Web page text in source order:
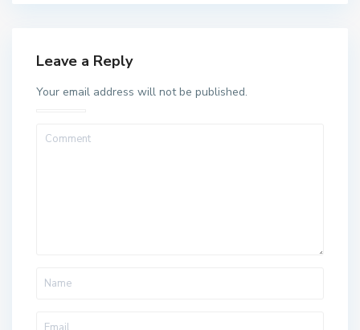
Leave a Reply
Your email address will not be published.